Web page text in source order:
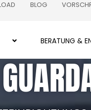
BLOG
BERATUNG &